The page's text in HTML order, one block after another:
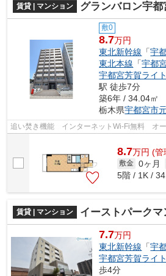
賃貸 | マンション グランバロン宇都
敷0
8.7万円
東北新幹線 「宇
東北本線 「宇都
宇都宮芳賀ライ
駅 徒歩7分
築6年 / 34.04㎡
栃木県宇都宮市
追い焚き機能 インターネットWi-Fi無料 オー
8.7万円 (管
敷金 0ヶ月
5階 / 1K /
賃貸 | マンション イーストパークマ
7.7万円
東北新幹線 「宇
宇都宮芳賀ライ
歩4分